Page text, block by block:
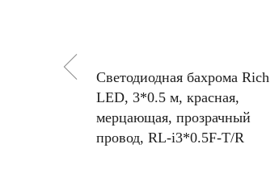
Светодиодная бахрома Rich
LED, 3*0.5 м, красная,
мерцающая, прозрачный
провод, RL-i3*0.5F-T/R